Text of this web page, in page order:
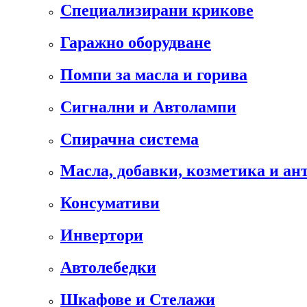
Специализирани крикове
Гаражно оборудване
Помпи за масла и горива
Сигнални и Автолампи
Спирачна система
Масла, добавки, козметика и
Консумативи
Инвертори
Автолебедки
Шкафове и Стелажи